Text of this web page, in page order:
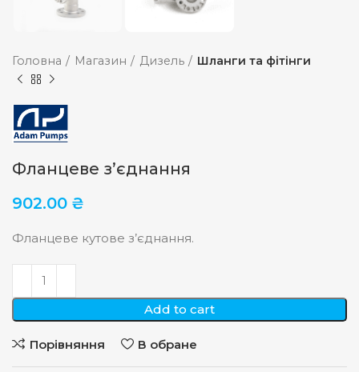
Головна Магазин Дизель Шланги та фітінги
Фланцеве з’єднання
902.00 ₴
Фланцеве кутове з’єднання.
Add to cart
Порівняння В обране